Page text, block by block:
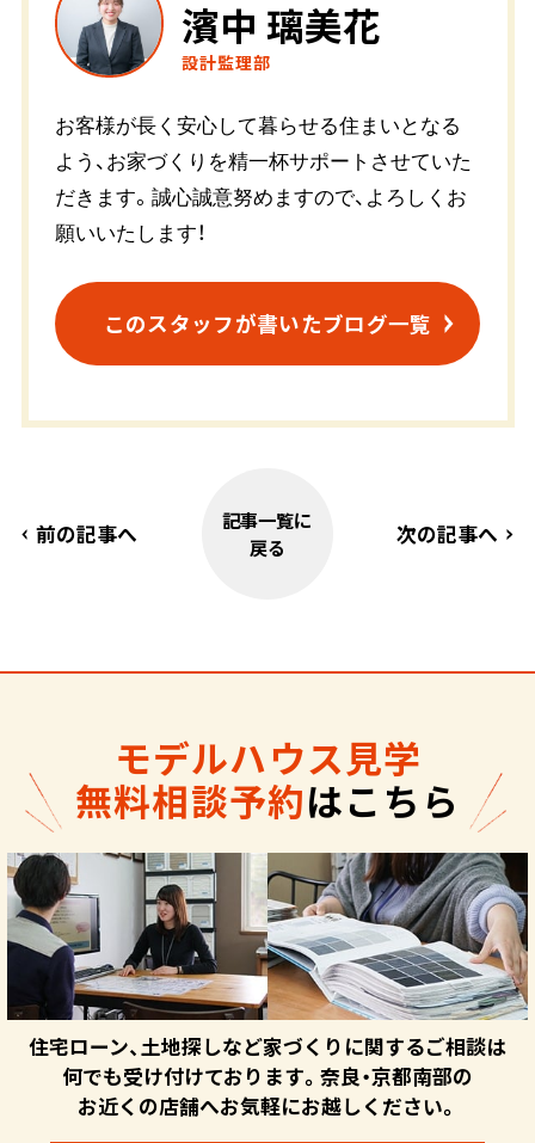
濱中 璃美花
設計監理部
お客様が長く安心して暮らせる住まいとなる
よう、お家づくりを精一杯サポートさせていた
だきます。誠心誠意努めますので、よろしくお
願いいたします！
このスタッフが書いたブログ一覧
前の記事へ
記事一覧に
戻る
次の記事へ
モデルハウス見学
無料相談予約はこちら
住宅ローン、土地探しなど家づくりに関するご相談は
何でも受け付けております。奈良・京都南部の
お近くの店舗へお気軽にお越しください。